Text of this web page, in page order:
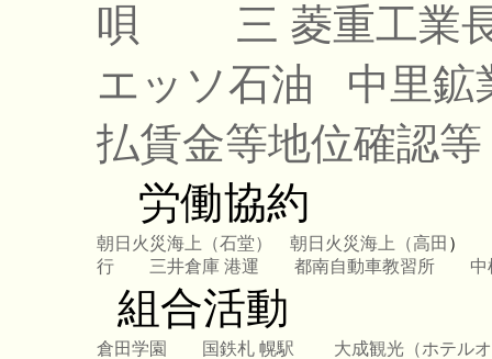
唄
三 菱重工業
エッソ石油
中里鉱
払賃金等地位確認等
労働協約
朝日火災海上（石堂） 朝日火災海上（高田
行
三井倉庫 港運 都南自動車教習所 中
組合活動
倉田学園 国鉄札 幌駅
大成観光（ホテル